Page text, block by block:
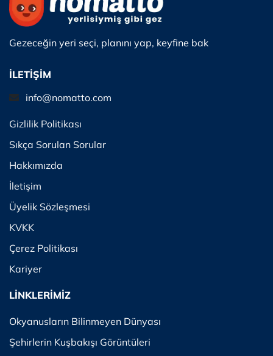
Gezeceğin yeri seçi, planını yap, keyfine bak
İLETİŞİM
info@nomatto.com
Gizlilik Politikası
Sıkça Sorulan Sorular
Hakkımızda
İletişim
Üyelik Sözleşmesi
KVKK
Çerez Politikası
Kariyer
LİNKLERİMİZ
Okyanusların Bilinmeyen Dünyası
Şehirlerin Kuşbakışı Görüntüleri